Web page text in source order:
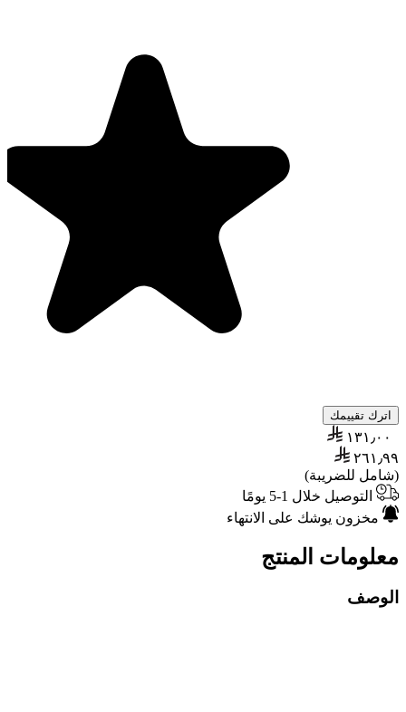
اترك تقييمك
١٣١٫٠٠
٢٦١٫٩٩
(شامل للضريبة)
التوصيل خلال 1-5 يومًا
مخزون يوشك على الانتهاء
معلومات المنتج
الوصف